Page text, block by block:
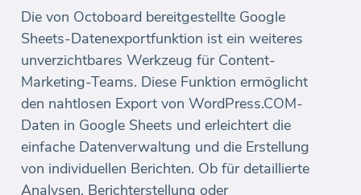
Die von Octoboard bereitgestellte Google
Sheets-Datenexportfunktion ist ein weiteres
unverzichtbares Werkzeug für Content-
Marketing-Teams. Diese Funktion ermöglicht
den nahtlosen Export von WordPress.COM-
Daten in Google Sheets und erleichtert die
einfache Datenverwaltung und die Erstellung
von individuellen Berichten. Ob für detaillierte
Analysen, Berichterstellung oder